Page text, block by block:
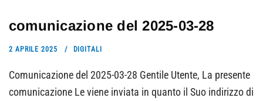
comunicazione del 2025-03-28
2 APRILE 2025 DIGITALI
Comunicazione del 2025-03-28 Gentile Utente, La presente
comunicazione Le viene inviata in quanto il Suo indirizzo di